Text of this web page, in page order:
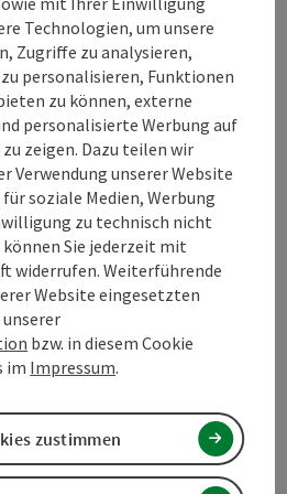
Schutz beim Bründl
geöffnetgeöffnet
geöffnet
Samstag geöffnet
SOSonntag geöffnet
FEFeiertag geöffnet
©
siebeneckige Turm der Burg
der Südostseite des Felsens im
herum. Der dadurch
den Turmfelsen und von den
Technologien, um unsere
Zugriffe zu analysieren,
personalisieren, Funktionen
zu können, externe
personalisierte Werbung auf
zeigen. Dazu teilen wir
Verwendung unserer Website
soziale Medien, Werbung
zu technisch nicht
Sie jederzeit mit
widerrufen. Weiterführende
Website eingesetzten
bzw. in diesem Cookie
im Impressum.
zustimmen